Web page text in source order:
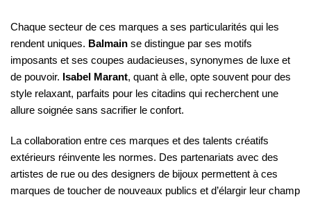
Chaque secteur de ces marques a ses particularités qui les
rendent uniques. Balmain se distingue par ses motifs
imposants et ses coupes audacieuses, synonymes de luxe et
de pouvoir. Isabel Marant, quant à elle, opte souvent pour des
style relaxant, parfaits pour les citadins qui recherchent une
allure soignée sans sacrifier le confort.
La collaboration entre ces marques et des talents créatifs
extérieurs réinvente les normes. Des partenariats avec des
artistes de rue ou des designers de bijoux permettent à ces
marques de toucher de nouveaux publics et d’élargir leur champ